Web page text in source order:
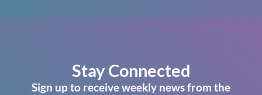
Stay Connected
Sign up to receive weekly news from the